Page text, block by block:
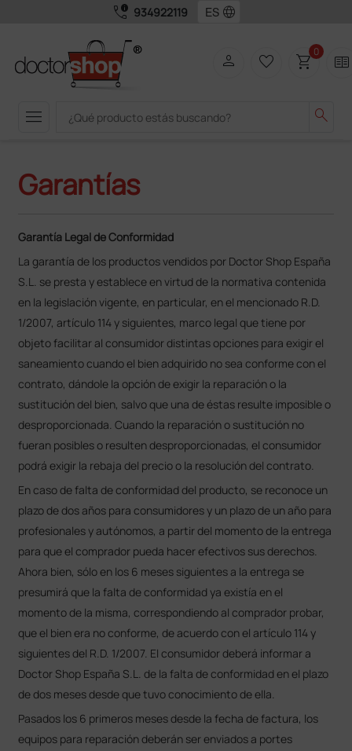
call_quality 934922119 language
menu search
person favorite_border shopping_cart0 two_pager
Garantías
Garantía Legal de Conformidad
La garantía de los productos vendidos por Doctor Shop España
S.L. se presta y establece en virtud de la normativa contenida
en la legislación vigente, en particular, en el mencionado R.D.
1/2007, artículo 114 y siguientes, marco legal que tiene por
objeto facilitar al consumidor distintas opciones para exigir el
saneamiento cuando el bien adquirido no sea conforme con el
contrato, dándole la opción de exigir la reparación o la
sustitución del bien, salvo que una de éstas resulte imposible o
desproporcionada. Cuando la reparación o sustitución no
fueran posibles o resulten desproporcionadas, el consumidor
podrá exigir la rebaja del precio o la resolución del contrato.
En caso de falta de conformidad del producto, se reconoce un
plazo de dos años para consumidores y un plazo de un año para
profesionales y autónomos, a partir del momento de la entrega
para que el comprador pueda hacer efectivos sus derechos.
Ahora bien, sólo en los 6 meses siguientes a la entrega se
presumirá que la falta de conformidad ya existía en el
momento de la misma, correspondiendo al comprador probar,
que el bien era no conforme, de acuerdo con el artículo 114 y
siguientes del R.D. 1/2007. El consumidor deberá informar a
Doctor Shop España S.L. de la falta de conformidad en el plazo
de dos meses desde que tuvo conocimiento de ella.
Pasados los 6 primeros meses desde la fecha de factura, los
equipos para reparación deberán ser enviados a portes